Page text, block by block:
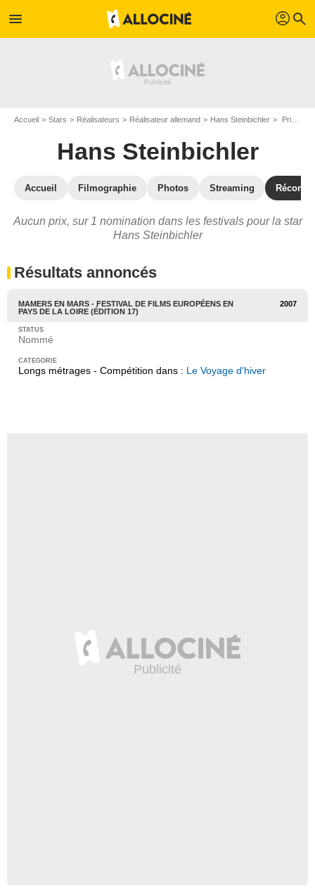
menu profil search
Accueil Stars Réalisateurs Réalisateur allemand Hans Steinbichler Prix et nominations de Hans Steinbichler
Hans Steinbichler
Accueil Filmographie Photos Streaming
Aucun prix, sur 1 nomination dans les festivals pour la star
Hans Steinbichler
Résultats annoncés
MAMERS EN MARS - FESTIVAL DE FILMS EUROPÉENS EN
PAYS DE LA LOIRE (ÉDITION 17)
2007
Nommé
Longs métrages - Compétition dans : Le Voyage d'hiver